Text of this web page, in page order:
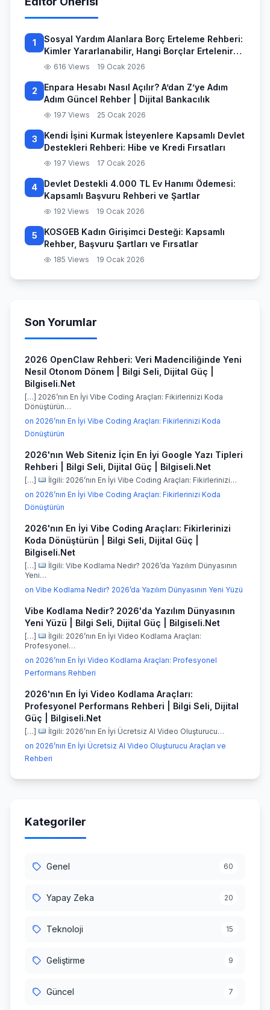
1
Sosyal Yardım Alanlara Borç Erteleme Rehberi:
Kimler Yararlanabilir, Hangi Borçlar Ertelenir
ve Başvuru Süreci
616 Views 19 Ocak 2026
2
Enpara Hesabı Nasıl Açılır? A’dan Z’ye Adım
Adım Güncel Rehber | Dijital Bankacılık
197 Views 25 Ocak 2026
3
Kendi İşini Kurmak İsteyenlere Kapsamlı Devlet
Destekleri Rehberi: Hibe ve Kredi Fırsatları
197 Views 17 Ocak 2026
4
Devlet Destekli 4.000 TL Ev Hanımı Ödemesi:
Kapsamlı Başvuru Rehberi ve Şartlar
192 Views 19 Ocak 2026
5
KOSGEB Kadın Girişimci Desteği: Kapsamlı
Rehber, Başvuru Şartları ve Fırsatlar
185 Views 19 Ocak 2026
Son Yorumlar
2026 OpenClaw Rehberi: Veri Madenciliğinde Yeni
Nesil Otonom Dönem | Bilgi Seli, Dijital Güç |
Bilgiseli.Net
[…] 2026’nın En İyi Vibe Coding Araçları: Fikirlerinizi Koda
Dönüştürün…
on 2026’nın En İyi Vibe Coding Araçları: Fikirlerinizi Koda
Dönüştürün
2026'nın Web Siteniz İçin En İyi Google Yazı Tipleri
Rehberi | Bilgi Seli, Dijital Güç | Bilgiseli.Net
[…]
İlgili: 2026’nın En İyi Vibe Coding Araçları: Fikirlerinizi…
on 2026’nın En İyi Vibe Coding Araçları: Fikirlerinizi Koda
Dönüştürün
2026'nın En İyi Vibe Coding Araçları: Fikirlerinizi
Koda Dönüştürün | Bilgi Seli, Dijital Güç |
Bilgiseli.Net
[…]
İlgili: Vibe Kodlama Nedir? 2026’da Yazılım Dünyasının
Yeni…
on Vibe Kodlama Nedir? 2026’da Yazılım Dünyasının Yeni Yüzü
Vibe Kodlama Nedir? 2026'da Yazılım Dünyasının
Yeni Yüzü | Bilgi Seli, Dijital Güç | Bilgiseli.Net
[…]
İlgili: 2026’nın En İyi Video Kodlama Araçları:
Profesyonel…
on 2026’nın En İyi Video Kodlama Araçları: Profesyonel
Performans Rehberi
2026'nın En İyi Video Kodlama Araçları:
Profesyonel Performans Rehberi | Bilgi Seli, Dijital
Güç | Bilgiseli.Net
[…]
İlgili: 2026’nın En İyi Ücretsiz AI Video Oluşturucu…
on 2026’nın En İyi Ücretsiz AI Video Oluşturucu Araçları ve
Rehberi
Kategoriler
Genel 60
Yapay Zeka 20
Teknoloji 15
Geliştirme 9
Güncel 7